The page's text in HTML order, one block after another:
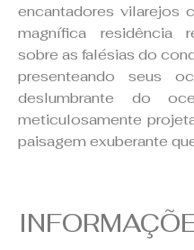
encantadores vilarejos
magnífica residência
sobre as falésias do
presenteando seus
deslumbrante do
meticulosamente
paisagem exuberante